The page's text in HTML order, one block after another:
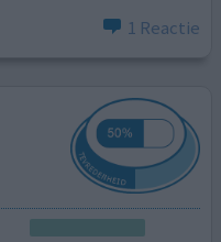
1 Reactie